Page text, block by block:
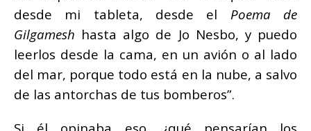
desde mi tableta, desde el Poema de
Gilgamesh hasta algo de Jo Nesbo, y puedo
leerlos desde la cama, en un avión o al lado
del mar, porque todo está en la nube, a salvo
de las antorchas de tus bomberos”.